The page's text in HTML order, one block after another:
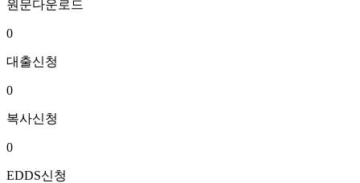
원문다운로드
0
대출신청
0
복사신청
0
EDDS신청